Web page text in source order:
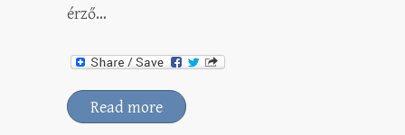
érző…
Read more